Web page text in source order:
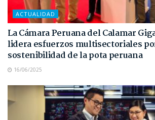
ACTUALIDAD
La Cámara Peruana del Calamar
lidera esfuerzos multisectoriales
sostenibilidad de la pota peruana
16/06/2025